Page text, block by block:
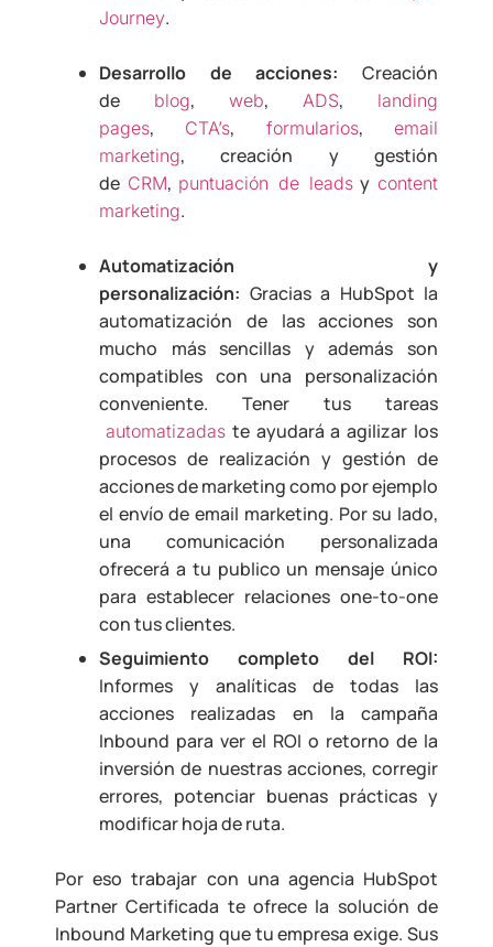
Journey.
Desarrollo de acciones: Creación
de blog, web, ADS, landing
pages, CTA’s, formularios, email
marketing, creación y gestión
de CRM, puntuación de leadsy content
marketing.
Automatización y
personalización: Gracias a HubSpot la
automatización de las acciones son
mucho más sencillas y además son
compatibles con una personalización
conveniente. Tener tus tareas
automatizadaste ayudará a agilizar los
procesos de realización y gestión de
acciones de marketing como por ejemplo
el envío de email marketing. Por su lado,
una comunicación personalizada
ofrecerá a tu publico un mensaje único
para establecer relaciones one-to-one
con tus clientes.
Seguimiento completo del ROI:
Informes y analíticas de todas las
acciones realizadas en la campaña
Inbound para ver el ROI o retorno de la
inversión de nuestras acciones, corregir
errores, potenciar buenas prácticas y
modificar hoja de ruta.
Por eso trabajar con una agencia HubSpot
Partner Certificada te ofrece la solución de
Inbound Marketing que tu empresa exige. Sus